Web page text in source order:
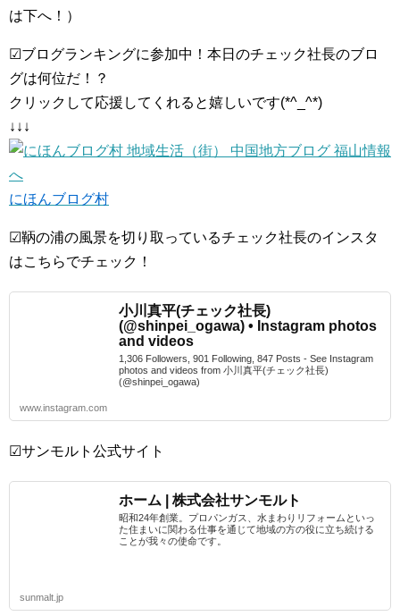
は下へ！）
☑ブログランキングに参加中！本日のチェック社長のブロ
グは何位だ！？
クリックして応援してくれると嬉しいです(*^_^*)
↓↓↓
にほんブログ村
☑鞆の浦の風景を切り取っているチェック社長のインスタ
はこちらでチェック！
小川真平(チェック社長)
(@shinpei_ogawa) • Instagram photos
and videos
1,306 Followers, 901 Following, 847 Posts - See Instagram
photos and videos from 小川真平(チェック社長)
(@shinpei_ogawa)
www.instagram.com
☑サンモルト公式サイト
ホーム | 株式会社サンモルト
昭和24年創業。プロパンガス、水まわりリフォームといっ
た住まいに関わる仕事を通じて地域の方の役に立ち続ける
ことが我々の使命です。
sunmalt.jp